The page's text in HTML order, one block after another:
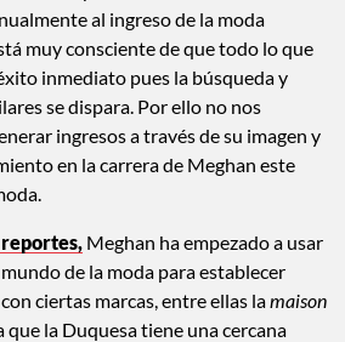
Archie podría contribuir hasta
al ingreso de la moda
muy consciente de que todo lo que
inmediato pues la búsqueda y
se dispara. Por ello no nos
ingresos a través de su imagen y
en la carrera de Meghan este
reportes,Meghan ha empezado a usar
de la moda para establecer
ciertas marcas, entre ellas lamaison